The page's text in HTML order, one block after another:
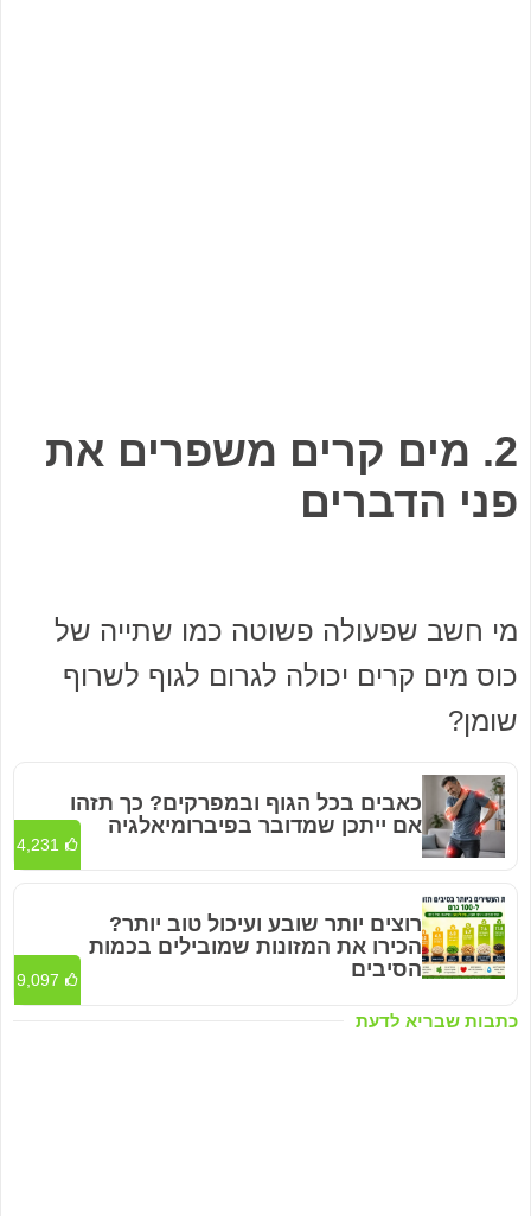
2. מים קרים משפרים את
פני הדברים
מי חשב שפעולה פשוטה כמו שתייה של
כוס מים קרים יכולה לגרום לגוף לשרוף
שומן?
כתבות שבריא לדעת
כאבים בכל הגוף ובמפרקים? כך תזהו
אם ייתכן שמדובר בפיברומיאלגיה
4,231
רוצים יותר שובע ועיכול טוב יותר?
הכירו את המזונות שמובילים בכמות
הסיבים
9,097